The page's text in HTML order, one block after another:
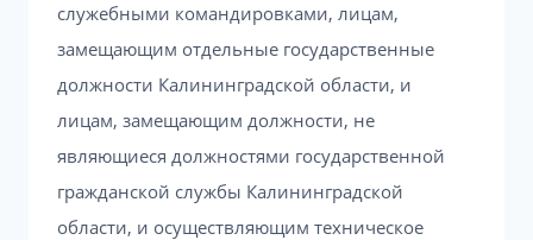
служебными командировками, лицам,
замещающим отдельные государственные
должности Калининградской области, и
лицам, замещающим должности, не
являющиеся должностями государственной
гражданской службы Калининградской
области, и осуществляющим техническое